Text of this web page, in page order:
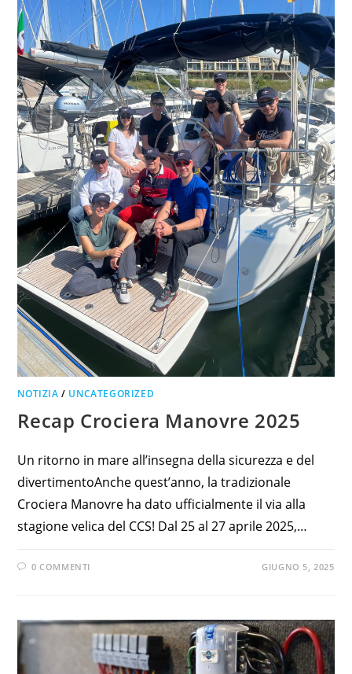
NOTIZIA / UNCATEGORIZED
Recap Crociera Manovre 2025
Un ritorno in mare all’insegna della sicurezza e del
divertimentoAnche quest’anno, la tradizionale
Crociera Manovre ha dato ufficialmente il via alla
stagione velica del CCS! Dal 25 al 27 aprile 2025,…
0 COMMENTI GIUGNO 5, 2025